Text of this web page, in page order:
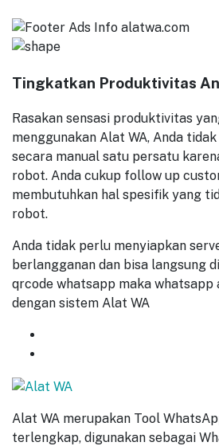
Tingkatkan Produktivitas
Rasakan sensasi produktivitas
menggunakan Alat WA, Anda
secara manual satu persatu
robot. Anda cukup follow up
membutuhkan hal spesifik yang
robot.
Anda tidak perlu menyiapkan
berlangganan dan bisa langsung
qrcode whatsapp maka whatsapp
dengan sistem Alat WA
Alat WA merupakan Tool
terlengkap, digunakan sebagai